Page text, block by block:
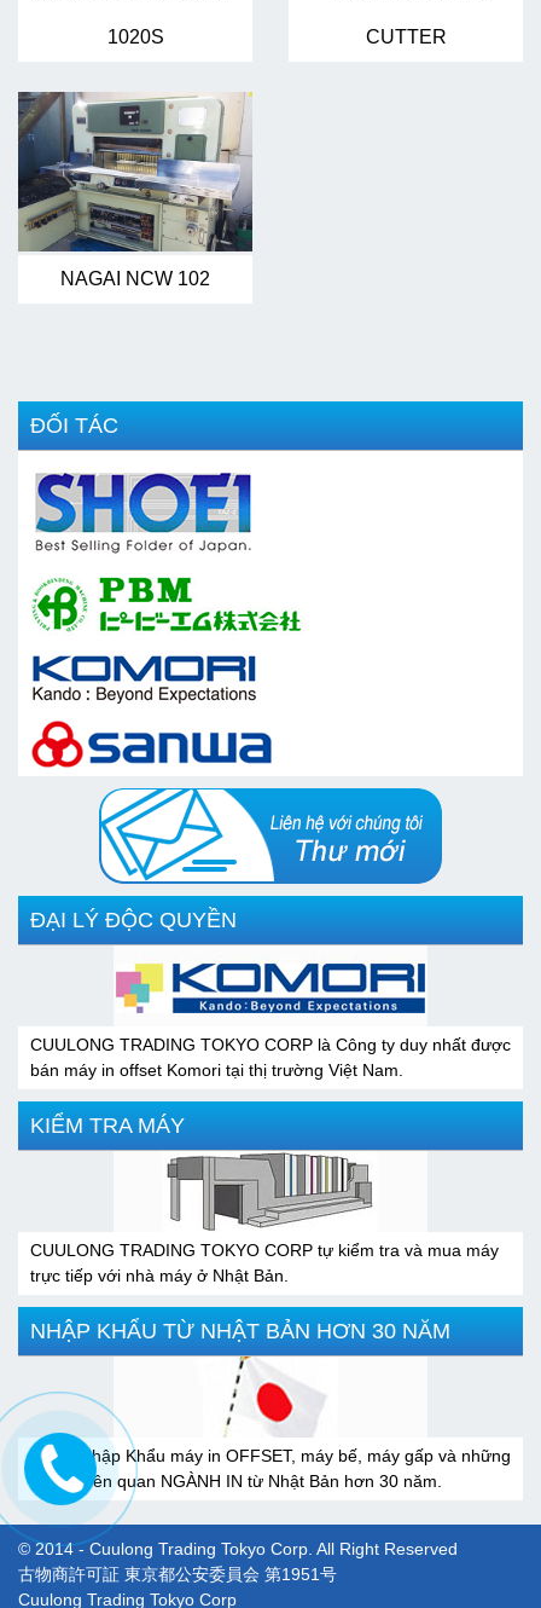
1020S CUTTER
NAGAI NCW 102
ĐỐI TÁC
ĐẠI LÝ ĐỘC QUYỀN
CUULONG TRADING TOKYO CORP là Công ty duy nhất được
bán máy in offset Komori tại thị trường Việt Nam.
KIỂM TRA MÁY
CUULONG TRADING TOKYO CORP tự kiểm tra và mua máy
trực tiếp với nhà máy ở Nhật Bản.
NHẬP KHẨU TỪ NHẬT BẢN HƠN 30 NĂM
Xuất / Nhập Khẩu máy in OFFSET, máy bế, máy gấp và những
thiết bị liên quan NGÀNH IN từ Nhật Bản hơn 30 năm.
© 2014 - Cuulong Trading Tokyo Corp. All Right Reserved
古物商許可証 東京都公安委員会 第1951号
Cuulong Trading Tokyo Corp